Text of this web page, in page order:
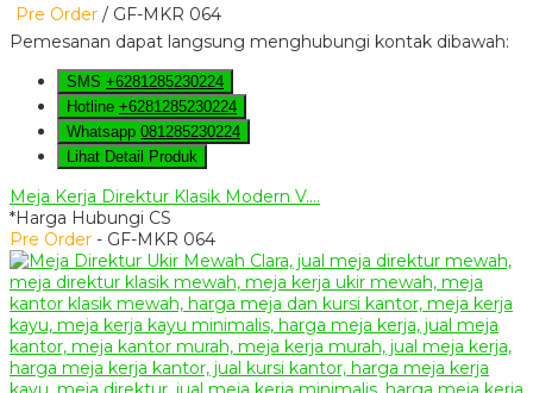
Pre Order / GF-MKR 064
Pemesanan dapat langsung menghubungi kontak dibawah:
SMS +6281285230224
Hotline +6281285230224
Whatsapp 081285230224
Lihat Detail Produk
Meja Kerja Direktur Klasik Modern V....
*Harga Hubungi CS
Pre Order - GF-MKR 064